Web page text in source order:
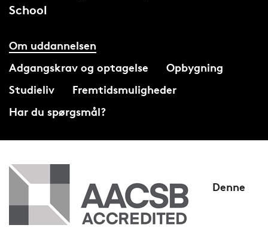
School
Om uddannelsen
Adgangskrav og optagelse
Opbygning
Studieliv
Fremtidsmuligheder
Har du spørgsmål?
Denne